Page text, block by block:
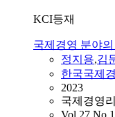
KCI등재
국제경영 분야
정지용,김
한국국제
2023
국제경영